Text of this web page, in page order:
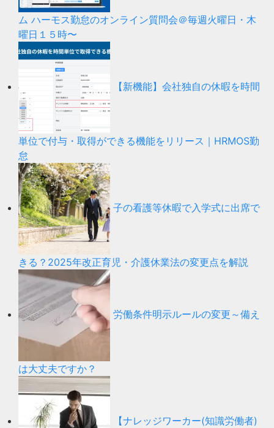
ム ハーモス勤怠のオンライン質問会＠毎週火曜日・木
曜日１５時〜
【新機能】会社独自の休暇を時間
単位で付与・取得ができる機能をリリース｜HRMOS勤
怠
子の看護等休暇で入学式に出席で
きる？2025年改正育児・介護休業法の変更点を解説
労働条件明示ルールの変更～備え
は大丈夫ですか？
【ナレッジワーカー(知識労働者)